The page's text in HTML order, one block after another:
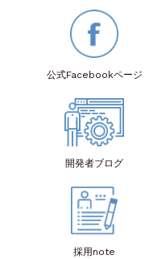
公式Facebookページ
開発者ブログ
採用note